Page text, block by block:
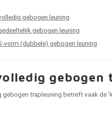
gebogen leuning
gebogen leuning
vorm (dubbele) gebogen leuning
gebogen
gebogen trapleuning betreft vaak de